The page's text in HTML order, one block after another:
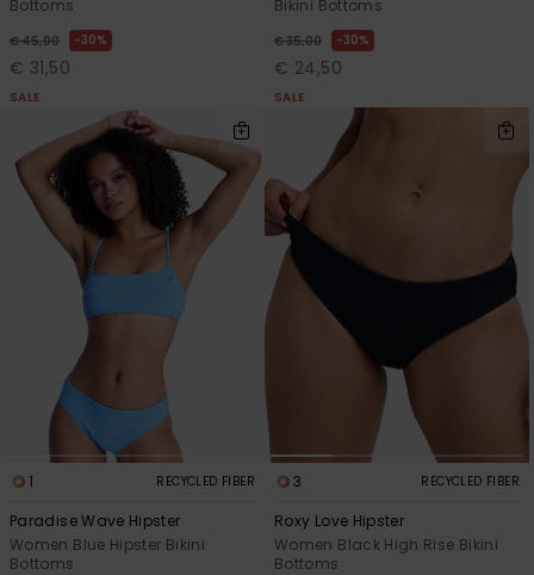
Bottoms
€ 45,00 30%
€ 31,50
SALE
Bikini Bottoms
€ 35,00 30%
€ 24,50
SALE
1 RECYCLED FIBER
Paradise Wave Hipster
Women Blue Hipster Bikini
Bottoms
3 RECYCLED FIBER
Roxy Love Hipster
Women Black High Rise Bikini
Bottoms